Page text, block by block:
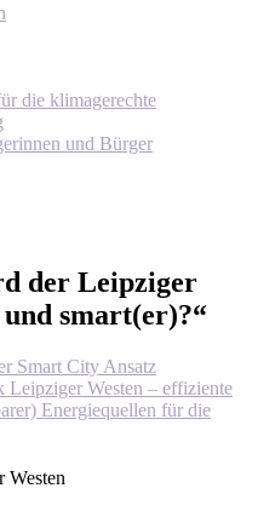
die klimagerechte
und Bürger
der Leipziger
smart(er)?“
Smart City Ansatz
Leipziger Westen – effiziente
Energiequellen für die